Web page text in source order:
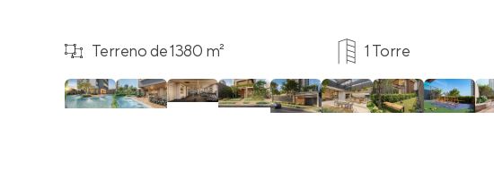
Terreno de 1380 m² 1 Torre